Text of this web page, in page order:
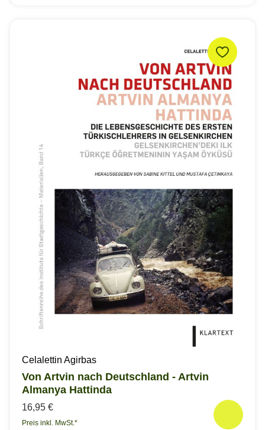
Celalettin Agirbas
Von Artvin nach Deutschland - Artvin
Almanya Hattinda
16,95 €
Preis inkl. MwSt.*